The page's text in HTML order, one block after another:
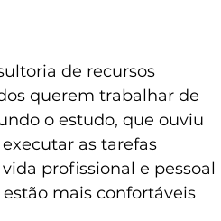
de recursos
querem trabalhar de
o estudo, que ouviu
as tarefas
profissional e pessoal
mais confortáveis